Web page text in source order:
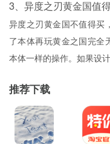
3、 异度之刃黄金国值
异度之刃黄金国不值得买
了本体再玩黄金之国完全
本体一样的操作。如果设
推荐下载